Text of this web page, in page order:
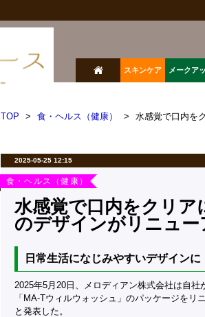
スキンケア メークア
TOP > 食・ヘルス（健康） > 水感覚で口内を
2025-05-25 12:15
食・ヘルス（健康）
水感覚で口内をクリア
のデザインがリニュー
日常生活になじみやすいデザインに
2025年5月20日、メロディアン株式会社は自社
「MA-Tウィルウォッシュ」のパッケージをリ
と発表した。